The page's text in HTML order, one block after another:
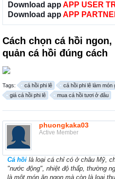
Download app APP USER
Download app APP
Cách chọn cá hồi
quản cá hồi đúng cách
Tags: cá hồi phi lê cá hồi phi lê làm món
giá cá hồi phi lê
mua cá hồi tươi ở đâu
phuongkaka03
Active Member
Cá hồi là loại cá chỉ có ở châu Mỹ,
"nước động", nhiệt độ thấp, thường
là một món ăn ngon mà còn là loại